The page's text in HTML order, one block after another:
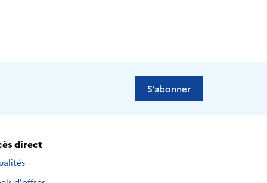
S’abonner
direct